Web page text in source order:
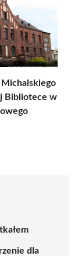
Bibliotece w
dla